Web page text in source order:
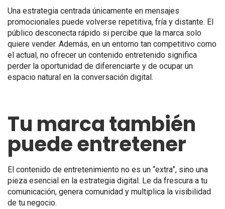
Una estrategia centrada únicamente en mensajes
promocionales puede volverse repetitiva, fría y distante. El
público desconecta rápido si percibe que la marca solo
quiere vender. Además, en un entorno tan competitivo como
el actual, no ofrecer un contenido entretenido significa
perder la oportunidad de diferenciarte y de ocupar un
espacio natural en la conversación digital.
Tu marca también
puede entretener
El contenido de entretenimiento no es un “extra”, sino una
pieza esencial en la estrategia digital. Le da frescura a tu
comunicación, genera comunidad y multiplica la visibilidad
de tu negocio.